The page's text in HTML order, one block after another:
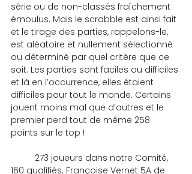
série ou de non-classés fraîchement
émoulus. Mais le scrabble est ainsi fait
et le tirage des parties, rappelons-le,
est aléatoire et nullement sélectionné
ou déterminé par quel critère que ce
soit. Les parties sont faciles ou difficiles
et là en l’occurrence, elles étaient
difficiles pour tout le monde. Certains
jouent moins mal que d’autres et le
premier perd tout de même 258
points sur le top !
160 qualifiés. Françoise Vernet 5A de